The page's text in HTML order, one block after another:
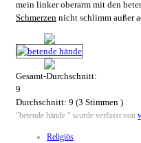
mein linker oberarm mit den
Schmerzen nicht schlimm außer
Gesamt-Durchschnitt:
9
Durchschnitt: 9 (3 Stimmen )
"betende hände " wurde verfasst von
Religiös